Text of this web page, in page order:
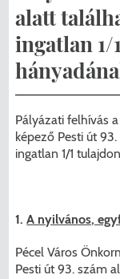
Pécel
Péceli
Pécel
000 Ft
alatt
ingatlan
Pályázati felhívás
képező Pesti út
ingatlan 1/1
1.A nyilvános,
Pécel Város
Pesti út 93. szám